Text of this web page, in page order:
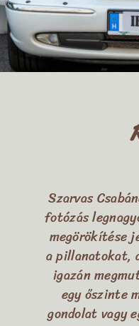
Szarvas
fotózás
megörökítése
a pillanatokat,
igazán
egy őszinte
gondolat vagy